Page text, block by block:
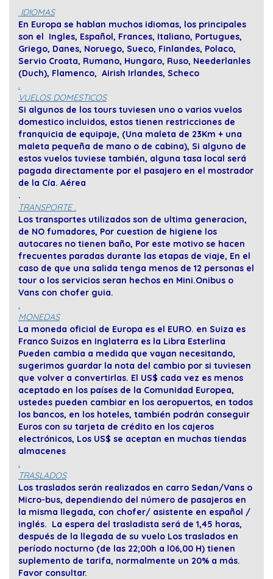
IDIOMAS
En Europa se hablan muchos idiomas, los principales
son el Ingles, Español, Frances, Italiano, Portugues,
Griego, Danes, Noruego, Sueco, Finlandes, Polaco,
Servio Croata, Rumano, Hungaro, Ruso, Neederlanles
(Duch), Flamenco, Airish Irlandes, Scheco
.
VUELOS DOMESTICOS
Si algunos de los tours tuviesen uno o varios vuelos
domestico incluidos, estos tienen restricciones de
franquicia de equipaje, (Una maleta de 23Km + una
maleta pequeña de mano o de cabina), Si alguno de
estos vuelos tuviese también, alguna tasa local será
pagada directamente por el pasajero en el mostrador
de la Cía. Aérea
.
TRANSPORTE .
Los transportes utilizados son de ultima generacion,
de NO fumadores, Por cuestion de higiene los
autocares no tienen baño, Por este motivo se hacen
frecuentes paradas durante las etapas de viaje, En el
caso de que una salida tenga menos de 12 personas el
tour o los servicios seran hechos en Mini.Onibus o
Vans con chofer guia.
.
MONEDAS
La moneda oficial de Europa es el EURO. en Suiza es
Franco Suizos en Inglaterra es la Libra Esterlina
Pueden cambia a medida que vayan necesitando,
sugerimos guardar la nota del cambio por si tuviesen
que volver a convertirlas. El US$ cada vez es menos
aceptado en los países de la Comunidad Europea,
ustedes pueden cambiar en los aeropuertos, en todos
los bancos, en los hoteles, también podrán conseguir
Euros con su tarjeta de crédito en los cajeros
electrónicos, Los US$ se aceptan en muchas tiendas
almacenes
.
TRASLADOS
Los traslados serán realizados en carro Sedan/Vans o
Micro-bus, dependiendo del número de pasajeros en
la misma llegada, con chofer/ asistente en español /
inglés. La espera del trasladista será de 1,45 horas,
después de la llegada de su vuelo Los traslados en
período nocturno (de las 22;00h a l06,00 H) tienen
suplemento de tarifa, normalmente un 20% a más.
Favor consultar.